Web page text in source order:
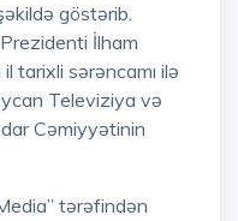
göstərib.
İlham
tarixli sərəncamı ilə
Televiziya və
Cəmiyyətinin